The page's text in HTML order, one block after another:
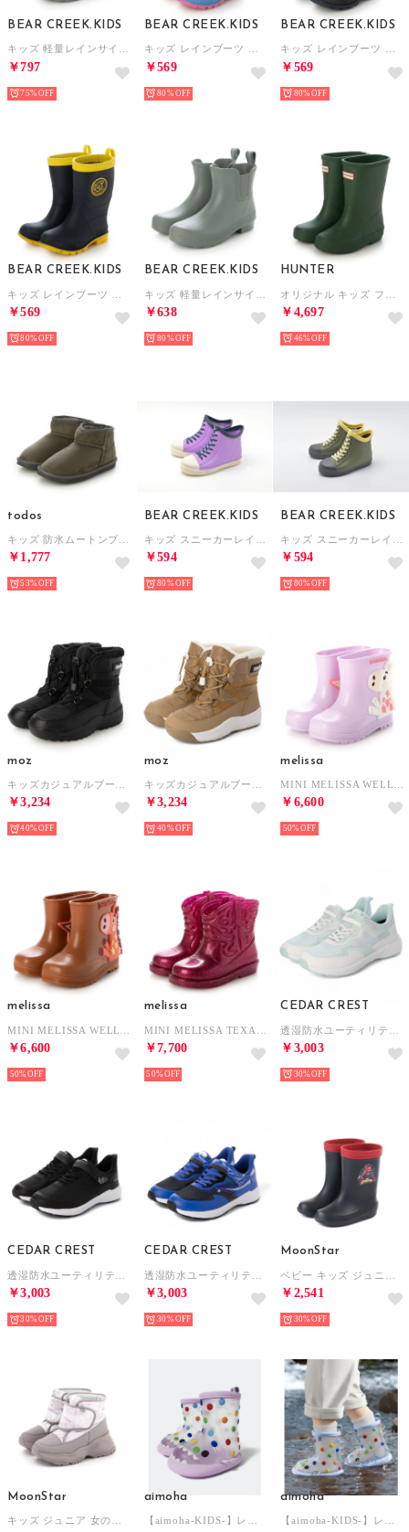
BEAR CREEK.KIDS
キッズ 軽量レインサイドゴアブーツ （グレー）
￥797
75%
BEAR CREEK.KIDS
キッズ レインブーツ （サックス）
￥569
80%
BEAR CREEK.KIDS
キッズ レインブーツ （ブラック）
￥569
80%
BEAR CREEK.KIDS
￥569
80%
BEAR CREEK.KIDS
￥638
80%
HUNTER
￥4,697
46%
todos
￥1,777
53%
BEAR CREEK.KIDS
￥594
80%
BEAR CREEK.KIDS
￥594
80%
moz
￥3,234
40%
moz
￥3,234
40%
melissa
￥6,600
50%
melissa
￥6,600
50%
melissa
￥7,700
50%
CEDAR CREST
￥3,003
30%
CEDAR CREST
￥3,003
30%
CEDAR CREST
￥3,003
30%
MoonStar
￥2,541
30%
MoonStar aimoha aimoha